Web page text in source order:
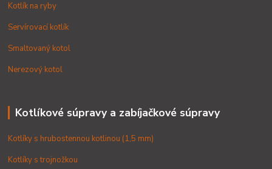
Kotlík na ryby
Servírovací kotlík
Smaltovaný kotol
Nerezový kotol
Kotlíkové súpravy a zabíjačkové súpravy
Kotlíky s hrubostennou kotlinou (1,5 mm)
Kotlíky s trojnožkou